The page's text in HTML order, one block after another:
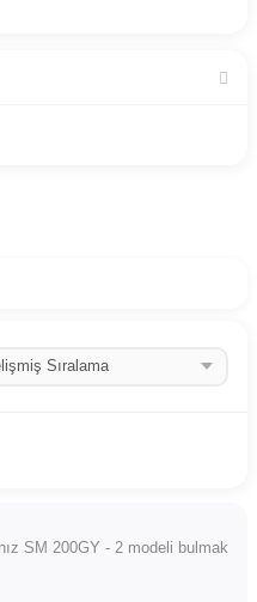
SM 200GY - 2 modeli bulmak